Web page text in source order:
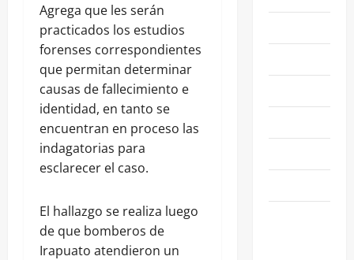
Agrega que les serán
practicados los estudios
forenses correspondientes
que permitan determinar
causas de fallecimiento e
identidad, en tanto se
encuentran en proceso las
indagatorias para
esclarecer el caso.
El hallazgo se realiza luego
de que bomberos de
Irapuato atendieron un